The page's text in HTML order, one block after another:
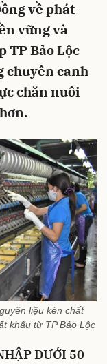
về phát
vững và
TP Bảo Lộc
chuyên canh
chăn nuôi
liệu kén chất
khẩu từ TP Bảo Lộc
DƯỚI 50
Hủy Gửi